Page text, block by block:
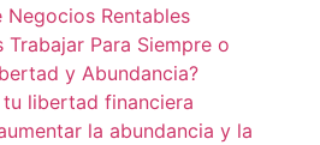
Negocios Rentables
Trabajar Para Siempre o
y Abundancia?
tu libertad financiera
la abundancia y la